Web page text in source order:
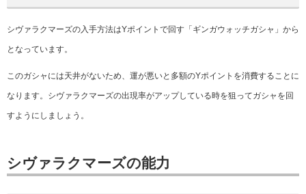
シヴァラクマーズの入手方法はYポイントで回す「ギンガウォッチガシャ 」から
となっています。
このガシャには天井がないため、運が悪いと多額のYポイントを消費することに
なります。シヴァラクマーズの出現率がアップしている時を狙ってガシャを回
すようにしましょう。
シヴァラクマーズの能力